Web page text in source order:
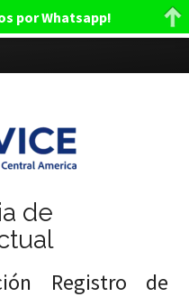
de
Registro de
por Whatsapp!